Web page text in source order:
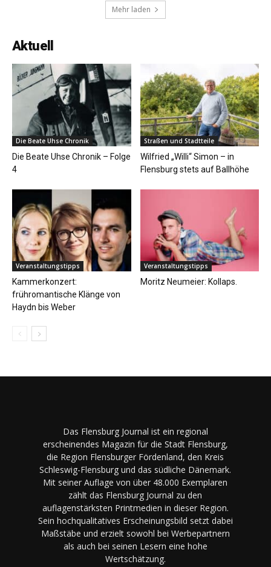
Mehr laden
Aktuell
Die Beate Uhse Chronik
Die Beate Uhse Chronik – Folge
4
Straßen und Stadtteile
Wilfried „Willi“ Simon – in
Flensburg stets auf Ballhöhe
Veranstaltungstipps
Kammerkonzert:
frühromantische Klänge von
Haydn bis Weber
Veranstaltungstipps
Moritz Neumeier: Kollaps.
Das Flensburg Journal ist ein regional
erscheinendes Magazin für die Stadt Flensburg,
die Region Flensburger Fördenland, den Kreis
Schleswig-Flensburg und das südliche Dänemark.
Mit seiner Auflage von über 48.000 Exemplaren
zählt das Flensburg Journal zu den
auflagenstärksten Printmedien in dieser Region.
Sein hochqualitatives Erscheinungsbild setzt dabei
Maßstäbe und erzielt sowohl bei Werbepartnern
als auch bei seinen Lesern eine hohe
Wertschätzung.